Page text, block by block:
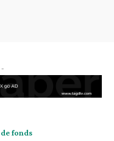
-
fonds